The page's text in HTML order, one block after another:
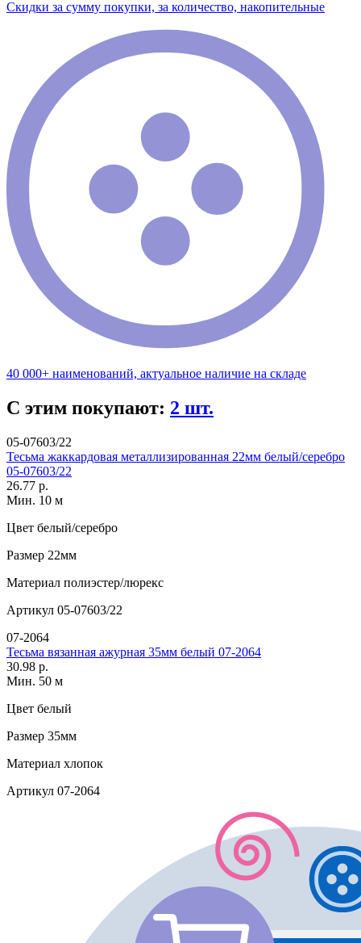
Скидки за сумму покупки, за количество, накопительные
40 000+ наименований, актуальное наличие на складе
С этим покупают: 2 шт.
05-07603/22
Тесьма жаккардовая металлизированная 22мм белый/серебро
05-07603/22
26.77 р.
Мин. 10 м
Цвет белый/серебро
Размер 22мм
Материал полиэстер/люрекс
Артикул 05-07603/22
07-2064
Тесьма вязанная ажурная 35мм белый 07-2064
30.98 р.
Мин. 50 м
Цвет белый
Размер 35мм
Материал хлопок
Артикул 07-2064